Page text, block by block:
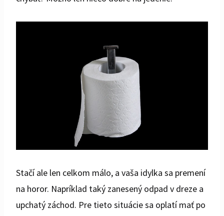
Stačí ale len celkom málo, a vaša idylka sa premení
na horor. Napríklad taký zanesený odpad v dreze a
upchatý záchod. Pre tieto situácie sa oplatí mať po